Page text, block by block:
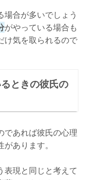
場合が多いでしょう
がやっている場合も
け気を取られるので
ときの彼氏の
であれば彼氏の心理
あります。
表現と同じと考えて